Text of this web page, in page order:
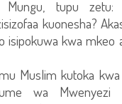
Mungu, tupu zetu:
kuonesha?
isipokuwa kwa mkeo
Muslim kutoka
wa Mwenyezi